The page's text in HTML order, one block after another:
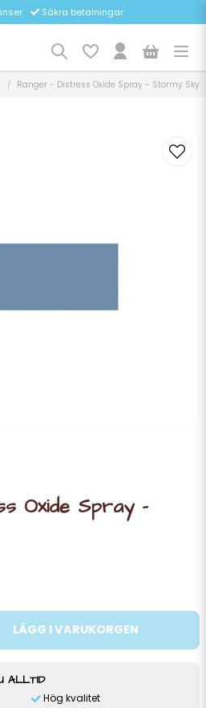
Säkra betalningar
Ranger - Distress Oxide Spray - Stormy Sky
Oxide Spray -
LÄGG I VARUKORGEN
ALLTID
Hög kvalitet